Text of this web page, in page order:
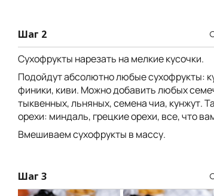
Шаг 2
Сухофрукты нарезать на мелкие кусочки.
Подойдут абсолютно любые сухофрукты:
финики, киви. Можно добавить любых
тыквенных, льняных, семена чиа, кунжут.
орехи: миндаль, грецкие орехи, все, что
Вмешиваем сухофрукты в массу.
Шаг 3